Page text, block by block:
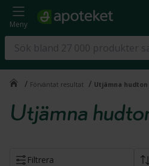
Meny
/ Förväntat resultat / Utjämna hudton
Utjämna
Filtrera